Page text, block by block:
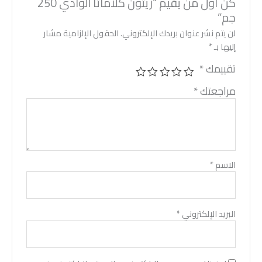
جم”
لن يتم نشر عنوان بريدك الإلكتروني.الحقول الإلزامية مشار
إليها بـ*
تقييمك*
مراجعتك*
الاسم*
البريد الإلكتروني*